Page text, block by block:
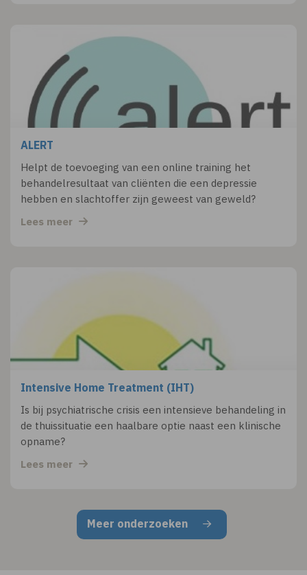
ALERT
Helpt de toevoeging van een online training het
behandelresultaat van cliënten die een depressie
hebben en slachtoffer zijn geweest van geweld?
Lees meer
Intensive Home Treatment (IHT)
Is bij psychiatrische crisis een intensieve behandeling in
de thuissituatie een haalbare optie naast een klinische
opname?
Lees meer
Meer onderzoeken